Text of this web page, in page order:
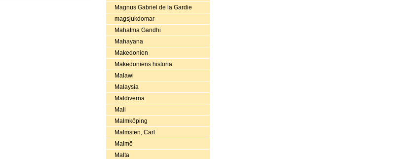
Magnus Gabriel de la Gardie
magsjukdomar
Mahatma Gandhi
Mahayana
Makedonien
Makedoniens historia
Malawi
Malaysia
Maldiverna
Mali
Malmköping
Malmsten, Carl
Malmö
Malta